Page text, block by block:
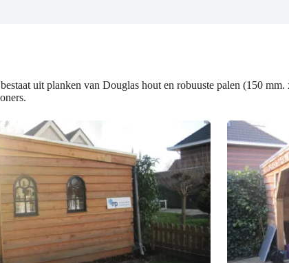
uit planken van Douglas hout en robuuste palen (150